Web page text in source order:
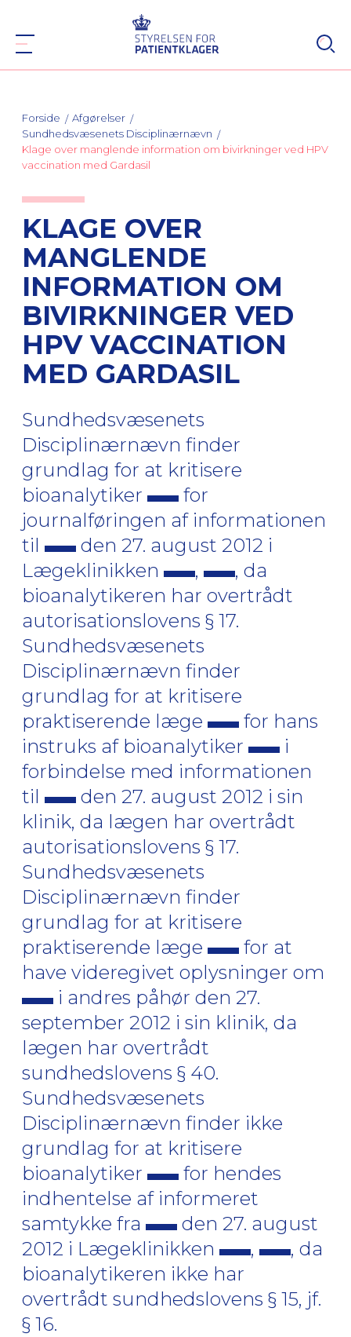
Forside
Afgørelser
Sundhedsvæsenets Disciplinærnævn
Klage over manglende information om bivirkninger ved HPV
vaccination med Gardasil
KLAGE OVER
MANGLENDE
INFORMATION OM
BIVIRKNINGER VED
HPV VACCINATION
MED GARDASIL
Sundhedsvæsenets
Disciplinærnævn finder
grundlag for at kritisere
bioanalytiker
for
journalføringen af informationen
til
den 27. august 2012 i
Lægeklinikken
,
, da
bioanalytikeren har overtrådt
autorisationslovens § 17.
Sundhedsvæsenets
Disciplinærnævn finder
grundlag for at kritisere
praktiserende læge
for hans
instruks af bioanalytiker
i
forbindelse med informationen
til
den 27. august 2012 i sin
klinik, da lægen har overtrådt
autorisationslovens § 17.
Sundhedsvæsenets
Disciplinærnævn finder
grundlag for at kritisere
praktiserende læge
for at
have videregivet oplysninger om
i andres påhør den 27.
september 2012 i sin klinik, da
lægen har overtrådt
sundhedslovens § 40.
Sundhedsvæsenets
Disciplinærnævn finder ikke
grundlag for at kritisere
bioanalytiker
for hendes
indhentelse af informeret
samtykke fra
den 27. august
2012 i Lægeklinikken
,
, da
bioanalytikeren ikke har
overtrådt sundhedslovens § 15, jf.
§ 16.